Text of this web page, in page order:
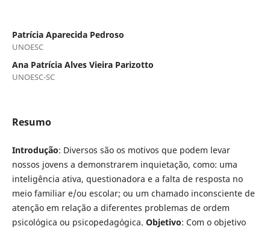
Patrícia Aparecida Pedroso
UNOESC
Ana Patrícia Alves Vieira Parizotto
UNOESC-SC
Resumo
Introdução: Diversos são os motivos que podem levar
nossos jovens a demonstrarem inquietação, como: uma
inteligência ativa, questionadora e a falta de resposta no
meio familiar e/ou escolar; ou um chamado inconsciente de
atenção em relação a diferentes problemas de ordem
psicológica ou psicopedagógica. Objetivo: Com o objetivo